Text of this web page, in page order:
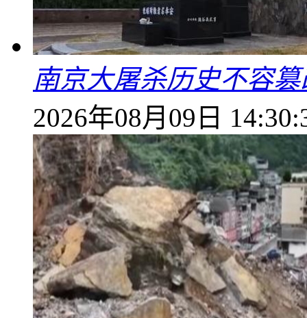
南京大屠杀历史不容
2026年08月09日